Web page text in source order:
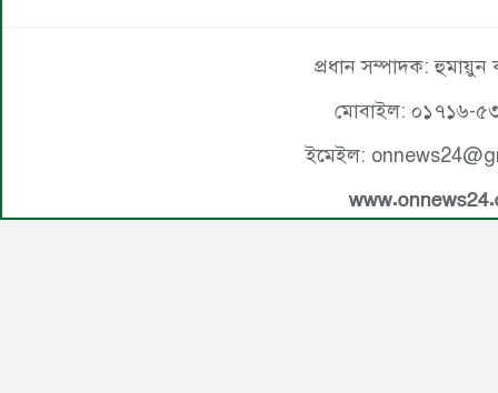
প্রধান সম্পাদক: হুমায়ুন
মোবাইল: ০১৭১৬-
ইমেইল: